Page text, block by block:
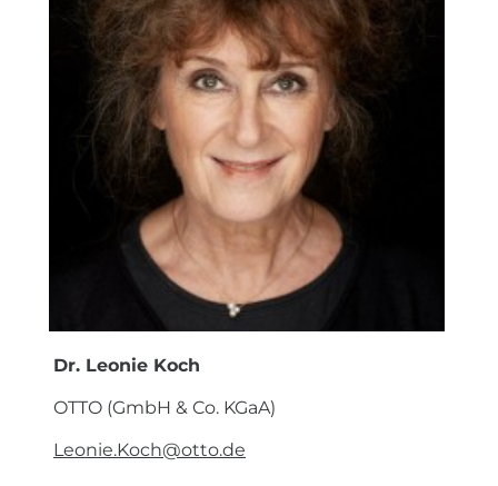
Dr. Leonie Koch
OTTO (GmbH & Co. KGaA)
Leonie.Koch@otto.de